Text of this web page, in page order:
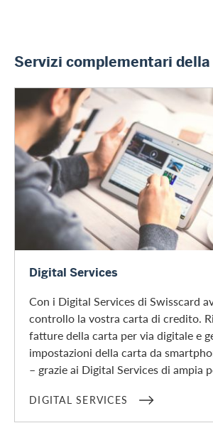
Servizi complementari
Digital Services
Digital Services
Con i Digital Services di Swisscard
controllo la vostra carta di credito.
fatture della carta per via digitale e
impostazioni della carta da
– grazie ai Digital Services di ampia
DIGITAL SERVICES